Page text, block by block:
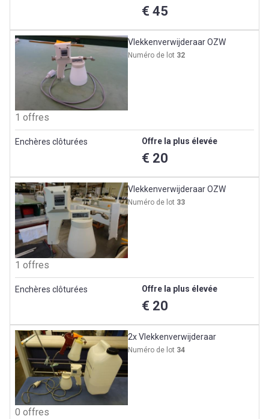
€ 45
Vlekkenverwijderaar OZW
Numéro de lot 32
1 offres
Enchères clôturées Offre la plus élevée
€ 20
Vlekkenverwijderaar OZW
Numéro de lot 33
1 offres
Enchères clôturées Offre la plus élevée
€ 20
2x Vlekkenverwijderaar
Numéro de lot 34
0 offres